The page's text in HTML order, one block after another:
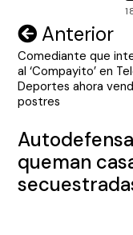
Navegación
de
entradas
Anterior
Comediante que
al ‘Compayito’ en
Deportes ahora
postres
queman